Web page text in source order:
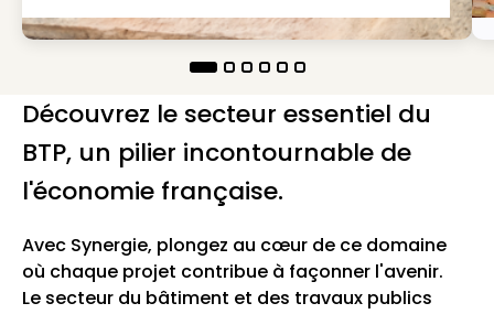
Découvrez le secteur essentiel du
BTP, un pilier incontournable de
l'économie française.
Avec Synergie, plongez au cœur de ce domaine
où chaque projet contribue à façonner l'avenir.
Le secteur du bâtiment et des travaux publics